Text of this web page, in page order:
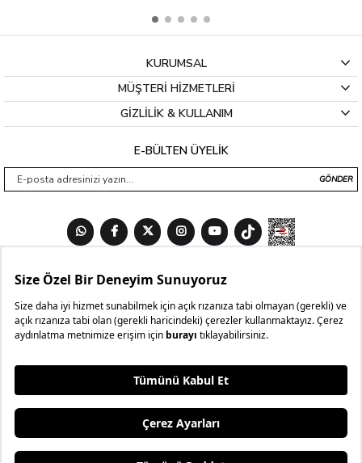
KURUMSAL
MÜŞTERİ HİZMETLERİ
GİZLİLİK & KULLANIM
E-BÜLTEN ÜYELİK
GÖNDER